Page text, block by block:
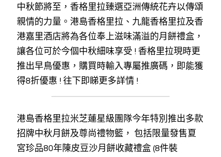
中秋節將至，香格里拉臻選亞洲傳統花卉以傳頌
親情的力量。港島香格里拉、九龍香格里拉及香
港嘉里酒店將為各位奉上滋味滿溢的月餅禮盒，
讓各位可於今個中秋細味享受 ! 香格里拉現時更
推出早鳥優惠，購買時輸入專屬推廣碼，即能獲
得8折優惠 ! 往下即睇更多詳情 !
港島香格里拉米芝蓮星級團隊今年特別推出多款
招牌中秋月餅及尊尚禮物籃， 包括限量發售夏
宮珍品80年陳皮豆沙月餅收藏禮盒 (8件裝